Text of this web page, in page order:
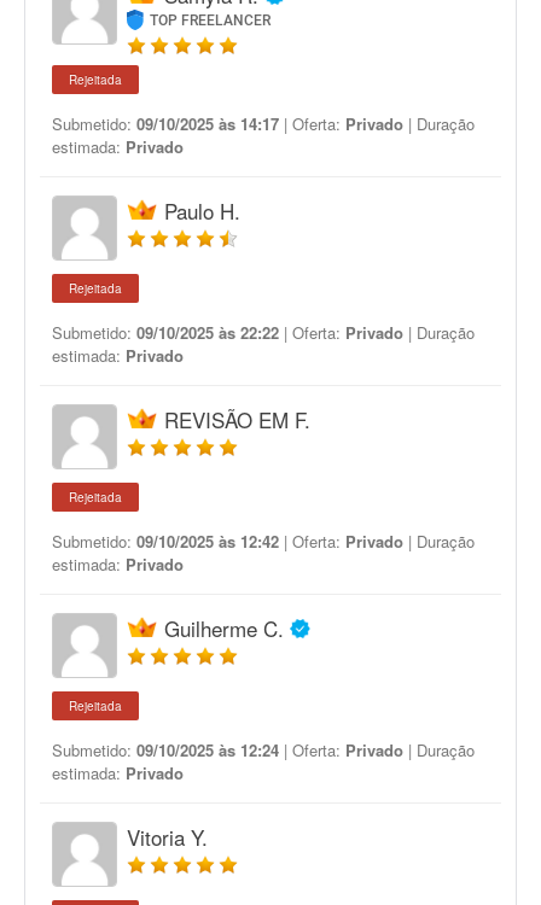
TOP FREELANCER
Rejeitada
Submetido: 09/10/2025 às 14:17 | Oferta: Privado | Duração
estimada: Privado
Paulo H.
Rejeitada
Submetido: 09/10/2025 às 22:22 | Oferta: Privado | Duração
estimada: Privado
REVISÃO EM F.
Rejeitada
Submetido: 09/10/2025 às 12:42 | Oferta: Privado | Duração
estimada: Privado
Guilherme C.
Rejeitada
Submetido: 09/10/2025 às 12:24 | Oferta: Privado | Duração
estimada: Privado
Vitoria Y.